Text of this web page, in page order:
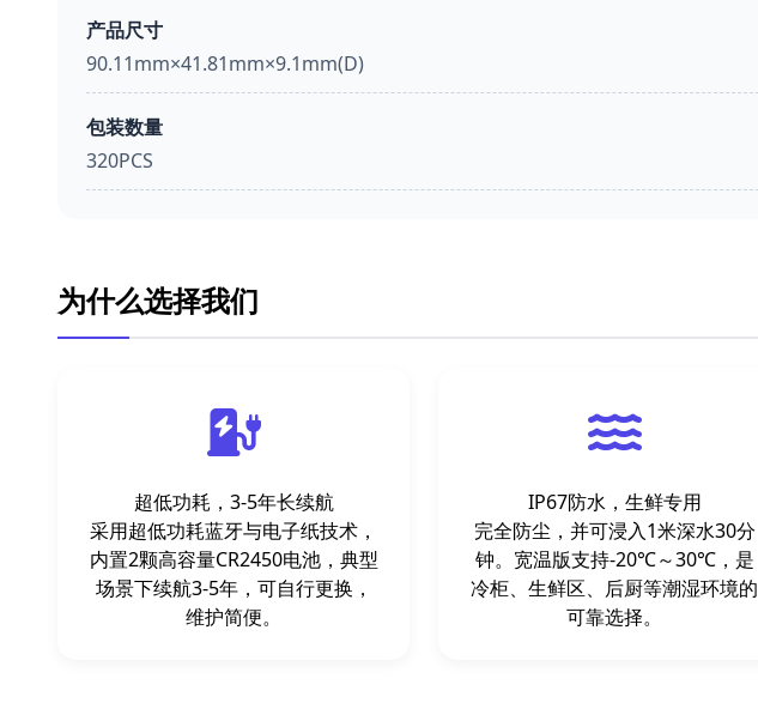
产品尺寸
90.11mm×41.81mm×9.1mm(D)
包装数量
320PCS
为什么选择我们
超低功耗，3-5年长续航
采用超低功耗蓝牙与电子纸技术，
内置2颗高容量CR2450电池，典型
场景下续航3-5年，可自行更换，
维护简便。
IP67防水，生鲜专用
完全防尘，并可浸入1米深水30分
钟。宽温版支持-20℃～30℃，是
冷柜、生鲜区、后厨等潮湿环境的
可靠选择。